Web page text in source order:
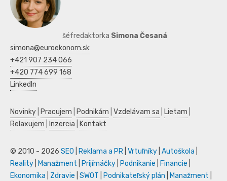
šéfredaktorka Simona Česaná
simona@euroekonom.sk
+421 907 234 066
+420 774 699 168
LinkedIn
Novinky Pracujem Podnikám Vzdelávam sa Lietam
Relaxujem
Inzercia Kontakt
© 2010 - 2026 SEO Reklama a PR Vrtuľníky Autoškola
Reality
Manažment Prijímáčky Podnikanie Financie
Ekonomika
Zdravie SWOT Podnikateľský plán Manažment